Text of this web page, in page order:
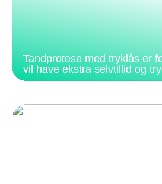
Tandprotese med tryklås er
vil have ekstra selvtillid og